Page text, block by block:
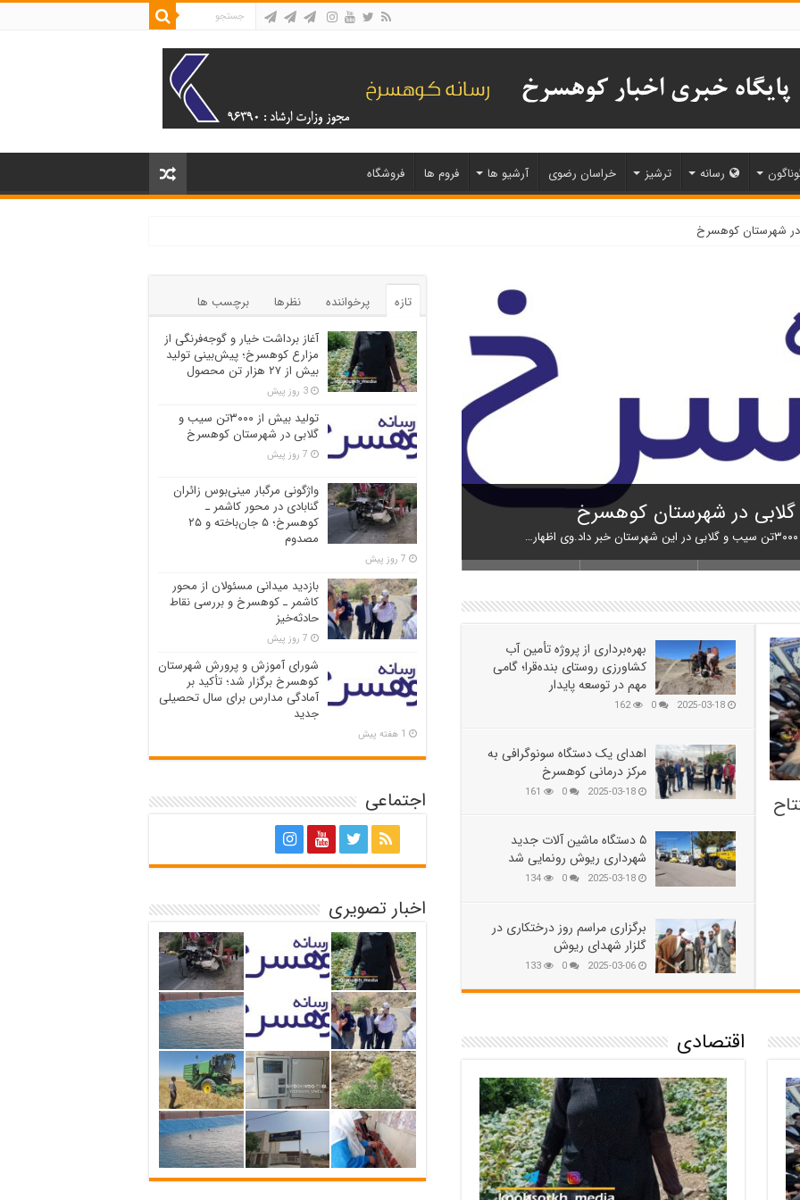
رسانه ترشیز خراسان رضوی آرشیو ها فروم ها فروشگاه
در کوهسرخ
از مزارع کوهسرخ؛ پیش‌بینی تولید واژگونی مرگبار مینی‌بوس زائران گنابادی در محور کاشمر ـ کوهسرخ؛ ۵
کاشمر ـ کوهسرخ و بررسی نقاط
برگزار شد؛ تأکید بر آمادگی
بهره‌برداری از پروژه تأمین آب
کشاورزی روستای بنده‌قرا؛ گامی
مهم در توسعه پایدار
2025-03-18
0
162
اهدای یک دستگاه سونوگرافی به
مرکز درمانی کوهسرخ
2025-03-18
0
161
۵ دستگاه ماشین آلات جدید
شهرداری ریوش رونمایی شد
2025-03-18
0
134
برگزاری مراسم روز درختکاری در
گلزار شهدای ریوش
2025-03-06
0
133
اقتصادی
تازه پرخواننده نظرها
برچسب ها
آغاز برداشت خیار و گوجه‌فرنگی از
مزارع کوهسرخ؛ پیش‌بینی تولید
بیش از ۲۷ هزار تن محصول
3 روز پیش
تولید بیش از ۳۰۰۰تن سیب و
گلابی در شهرستان کوهسرخ
7 روز پیش
واژگونی مرگبار مینی‌بوس زائران
گنابادی در محور کاشمر ـ
کوهسرخ؛ ۵ جان‌باخته و ۲۵
مصدوم
7 روز پیش
بازدید میدانی مسئولان از محور
کاشمر ـ کوهسرخ و بررسی نقاط
حادثه‌خیز
7 روز پیش
شورای آموزش و پرورش شهرستان
کوهسرخ برگزار شد؛ تأکید بر
آمادگی مدارس برای سال تحصیلی
جدید
1 هفته پیش
اجتماعی
اخبار تصویری